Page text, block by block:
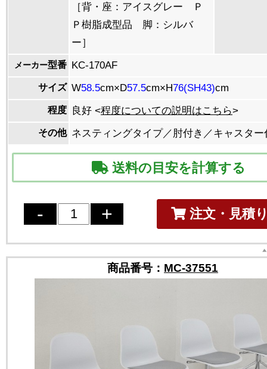
［背・座：アイスグレー Ｐ
Ｐ樹脂成型品 脚：シルバ
ー］
メーカー型番 KC-170AF
サイズ W58.5cm×D57.5cm×H76(SH43)cm
程度 良好 <程度についての説明はこちら>
その他 ネスティングタイプ／肘付き／キャスター
送料の目安を計算する
注文・見積
商品番号： MC-37551